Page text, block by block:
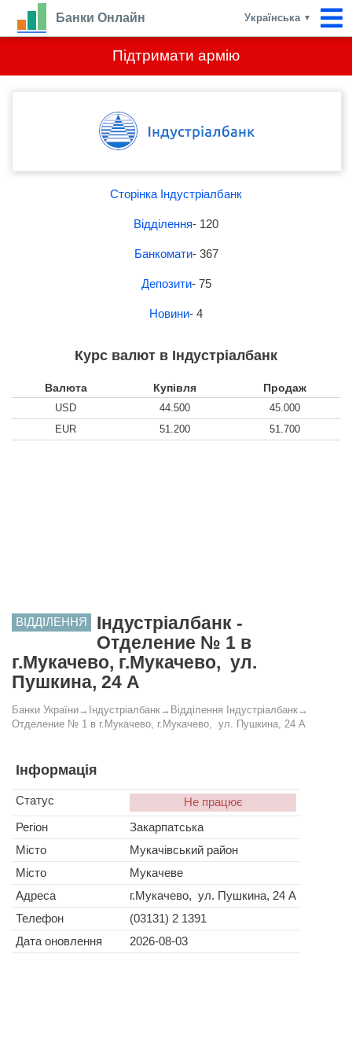
Підтримати армію
Банки Онлайн Українська ▼
Сторінка Індустріалбанк
Відділення- 120
Банкомати- 367
Депозити- 75
Новини- 4
Курс валют в Індустріалбанк
Валюта Купівля Продаж
USD 44.500
45.000
EUR
51.200 51.700
ВІДДІЛЕННЯ
Індустріалбанк -
Отделение № 1 в
г.Мукачево, г.Мукачево, ул.
Пушкина, 24 А
Банки України→ Індустріалбанк→ Відділення Індустріалбанк→
Отделение № 1 в г.Мукачево, г.Мукачево, ул. Пушкина, 24 А
Інформація
Статус
Не працює
Регіон
Закарпатська
Місто
Мукачівський район
Місто
Мукачеве
Адреса
г.Мукачево, ул. Пушкина, 24 А
Телефон
(03131) 2 1391
Дата оновлення
2026-08-03